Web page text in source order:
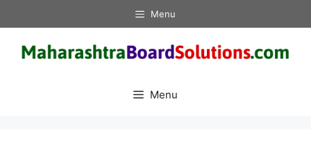
to
content
Menu
Menu